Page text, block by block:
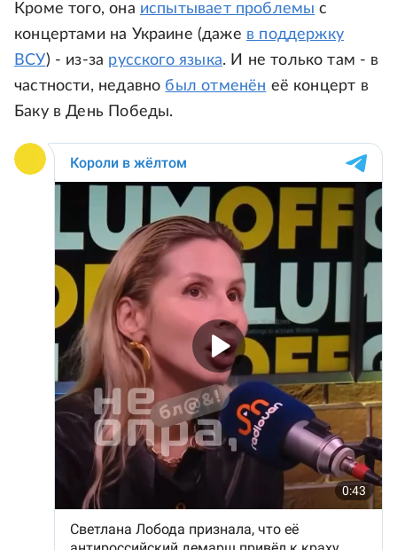
Кроме того, она испытывает проблемы с
концертами на Украине (даже в поддержку
ВСУ) - из-за русского языка. И не только там - в
частности, недавно был отменён её концерт в
Баку в День Победы.